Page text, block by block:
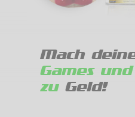
Mach
Games
zuGeld!